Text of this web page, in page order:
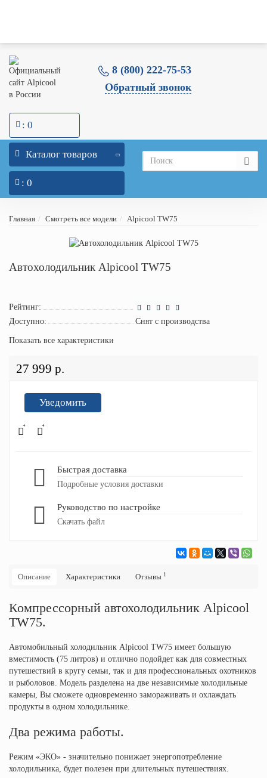
8 (800) 222-75-53
Обратный звонок
: 0
Каталог товаров
: 0
Главная Смотреть все модели Alpicool TW75
Автохолодильник Alpicool TW75
Рейтинг:
Доступно:
Снят с производства
Показать все характеристики
27 999 р.
Уведомить
Быстрая доставка
Подробные условия доставки
Руководство по настройке
Скачать файл
Описание Характеристики Отзывы 1
Компрессорный автохолодильник Alpicool
TW75.
Автомобильный холодильник Alpicool TW75 имеет большую
вместимость (75 литров) и отлично подойдет как для совместных
путешествий в кругу семьи, так и для профессиональных охотников
и рыболовов. Модель разделена на две независимые холодильные
камеры, Вы сможете одновременно замораживать и охлаждать
продукты в одном холодильнике.
Два режима работы.
Режим «ЭКО» - значительно понижает энергопотребление
холодильника, будет полезен при длительных путешествиях.